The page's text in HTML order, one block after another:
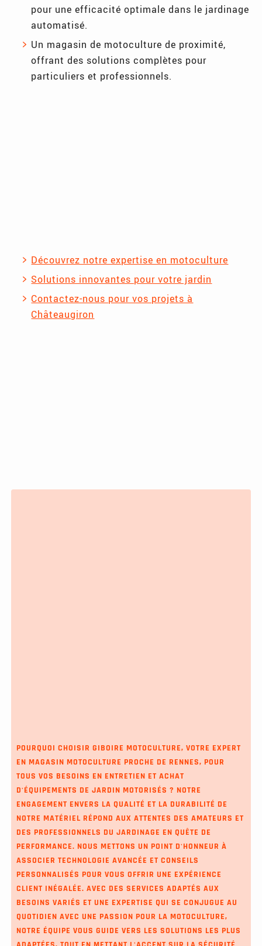
pour une efficacité optimale dans le jardinage
automatisé.
Un magasin de motoculture de proximité,
offrant des solutions complètes pour
particuliers et professionnels.
Découvrez notre expertise en motoculture
Solutions innovantes pour votre jardin
Contactez-nous pour vos projets à
Châteaugiron
POURQUOI CHOISIR GIBOIRE MOTOCULTURE, VOTRE EXPERT
EN MAGASIN MOTOCULTURE PROCHE DE RENNES, POUR
TOUS VOS BESOINS EN ENTRETIEN ET ACHAT
D'ÉQUIPEMENTS DE JARDIN MOTORISÉS ? NOTRE
ENGAGEMENT ENVERS LA QUALITÉ ET LA DURABILITÉ DE
NOTRE MATÉRIEL RÉPOND AUX ATTENTES DES AMATEURS ET
DES PROFESSIONNELS DU JARDINAGE EN QUÊTE DE
PERFORMANCE. NOUS METTONS UN POINT D'HONNEUR À
ASSOCIER TECHNOLOGIE AVANCÉE ET CONSEILS
PERSONNALISÉS POUR VOUS OFFRIR UNE EXPÉRIENCE
CLIENT INÉGALÉE. AVEC DES SERVICES ADAPTÉS AUX
BESOINS VARIÉS ET UNE EXPERTISE QUI SE CONJUGUE AU
QUOTIDIEN AVEC UNE PASSION POUR LA MOTOCULTURE,
NOTRE ÉQUIPE VOUS GUIDE VERS LES SOLUTIONS LES PLUS